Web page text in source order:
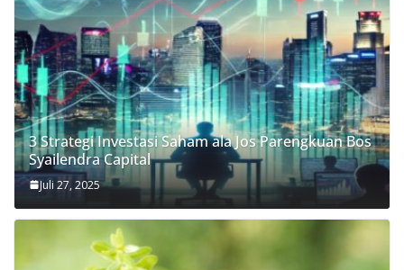
3 Strategi Investasi Saham ala Jos Parengkuan Bos
Syailendra Capital
Juli 27, 2025